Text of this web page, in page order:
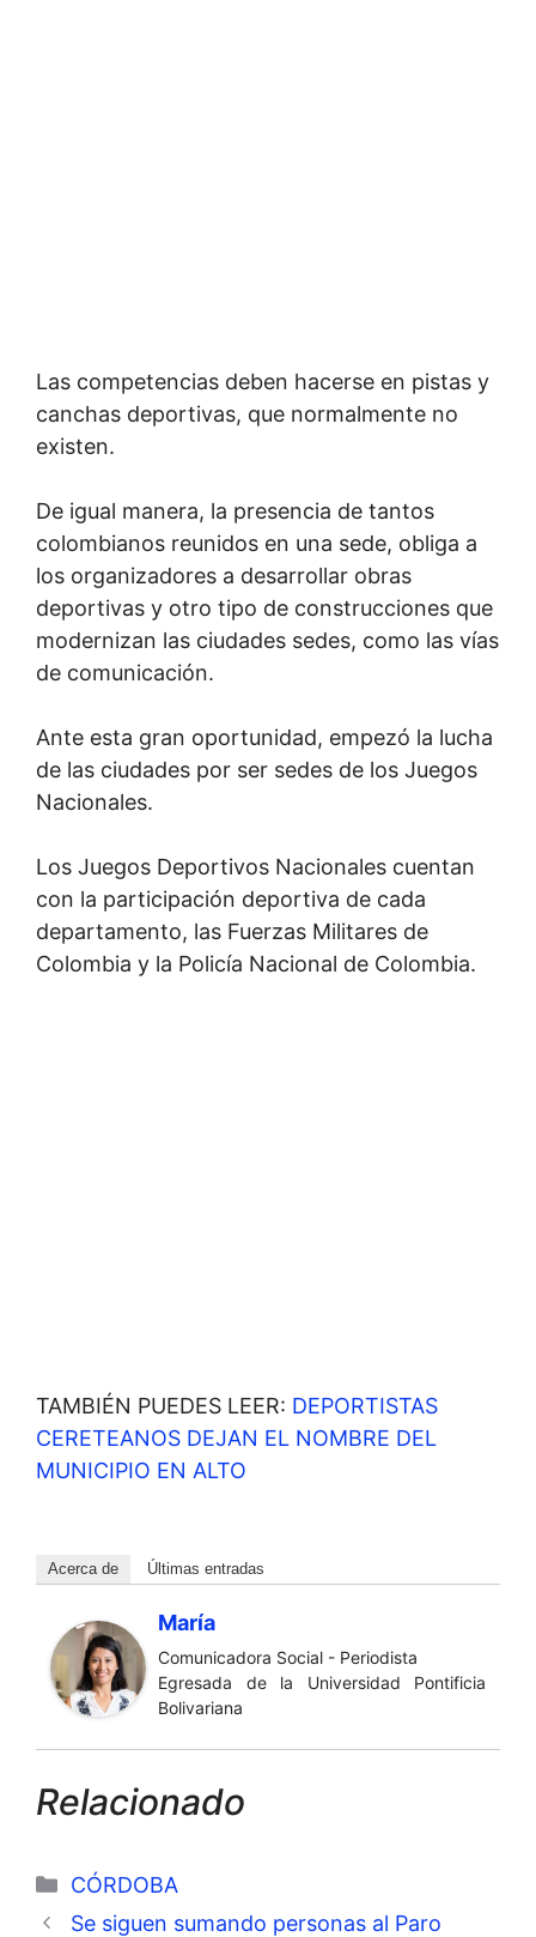
Las competencias deben hacerse en pistas y
canchas deportivas, que normalmente no
existen.
De igual manera, la presencia de tantos
colombianos reunidos en una sede, obliga a
los organizadores a desarrollar obras
deportivas y otro tipo de construcciones que
modernizan las ciudades sedes, como las vías
de comunicación.
Ante esta gran oportunidad, empezó la lucha
de las ciudades por ser sedes de los Juegos
Nacionales.
Los Juegos Deportivos Nacionales cuentan
con la participación deportiva de cada
departamento, las Fuerzas Militares de
Colombia y la Policía Nacional de Colombia.
TAMBIÉN PUEDES LEER: DEPORTISTAS
CERETEANOS DEJAN EL NOMBRE DEL
MUNICIPIO EN ALTO
Acerca de Últimas entradas
María
Comunicadora Social - Periodista
Egresada de la Universidad Pontificia
Bolivariana
Relacionado
Categorías
CÓRDOBA
Se siguen sumando personas al Paro